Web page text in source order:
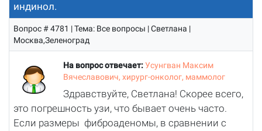
индинол.
Вопрос # 4781 | Тема: Все вопросы | Светлана |
Москва,Зеленоград
На вопрос отвечает: Усунгван Максим
Вячеславович, хирург-онколог, маммолог
Здравствуйте, Светлана! Скорее всего,
это погрешность узи, что бывает очень часто.
Если размеры фиброаденомы, в сравнении с